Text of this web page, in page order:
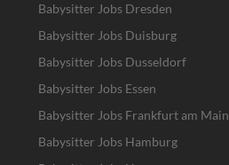
Babysitter Jobs Dresden
Babysitter Jobs Duisburg
Babysitter Jobs Dusseldorf
Babysitter Jobs Essen
Babysitter Jobs Frankfurt am Main
Babysitter Jobs Hamburg